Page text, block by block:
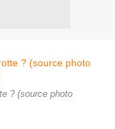
? (source photo